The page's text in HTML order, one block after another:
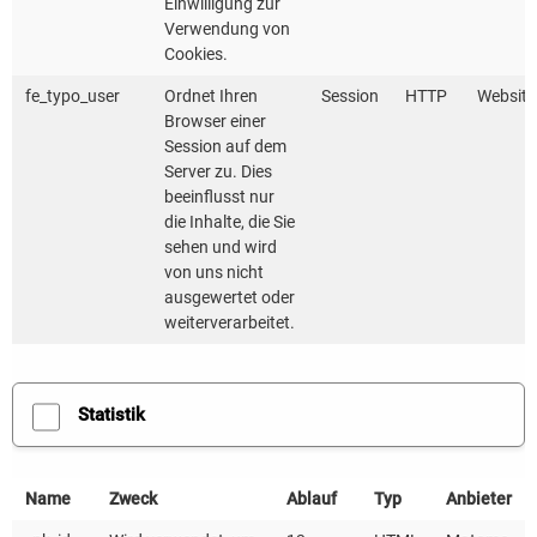
2. Sie arbeiten für eine gerechte und lebenswerte
Ökologische und soziale Nachhaltigkeit sind eng
miteinander verknüpft. Mit Ihrer Arbeit tragen Sie
dazu bei, Kommunen, Wirtschaft und Gesellschaft in
Baden-Württemberg, aber auch darüber hinaus, fit für
die Zukunft zu machen – damit wir eine Welt
hinterlassen, die es wert ist, erhalten zu werden.
„Der Einfluss meiner Arbeit ist hier enorm groß und
lebenswertes Land zu erhalten“
Alexander Raithel, Stabsstelle Presse- und
Verwendung von
Cookies.
fe_typo_user
Ordnet Ihren
Browser einer
Session auf dem
Server zu. Dies
beeinflusst nur
die Inhalte, die Sie
sehen und wird
von uns nicht
ausgewertet oder
weiterverarbeitet.
Session HTTP Website
Statistik
Name Zweck Ablauf Typ Anbieter